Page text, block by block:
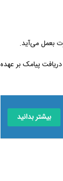
بعمل می‌آید.
پیامک بر عهده
بیشتر بدانید